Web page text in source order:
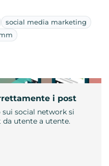
social media marketing
i post
social network si
da utente a utente.